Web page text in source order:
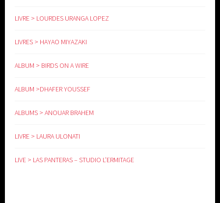
LIVRE > LOURDES URANGA LOPEZ
LIVRES > HAYAO MIYAZAKI
ALBUM > BIRDS ON A WIRE
ALBUM >DHAFER YOUSSEF
ALBUMS > ANOUAR BRAHEM
LIVRE > LAURA ULONATI
LIVE > LAS PANTERAS – STUDIO L’ERMITAGE